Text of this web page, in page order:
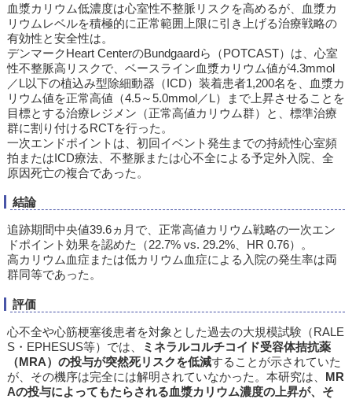
血漿カリウム低濃度は心室性不整脈リスクを高めるが、血漿カ
リウムレベルを積極的に正常範囲上限に引き上げる治療戦略の
有効性と安全性は。
デンマークHeart CenterのBundgaardら（POTCAST）は、心室
性不整脈高リスクで、ベースライン血漿カリウム値が4.3mmol
／L以下の植込み型除細動器（ICD）装着患者1,200名を、血漿カ
リウム値を正常高値（4.5～5.0mmol／L）まで上昇させることを
目標とする治療レジメン（正常高値カリウム群）と、標準治療
群に割り付けるRCTを行った。
一次エンドポイントは、初回イベント発生までの持続性心室頻
拍またはICD療法、不整脈または心不全による予定外入院、全
原因死亡の複合であった。
結論
追跡期間中央値39.6ヵ月で、正常高値カリウム戦略の一次エン
ドポイント効果を認めた（22.7% vs. 29.2%、HR 0.76）。
高カリウム血症または低カリウム血症による入院の発生率は両
群同等であった。
評価
心不全や心筋梗塞後患者を対象とした過去の大規模試験（RALE
S・EPHESUS等）では、
ミネラルコルチコイド受容体拮抗薬
（MRA）の投与が突然死リスクを低減することが示されていた
が、その機序は完全には解明されていなかった。本研究は、 MR
Aの投与によってもたらされる血漿カリウム濃度の上昇が、そ